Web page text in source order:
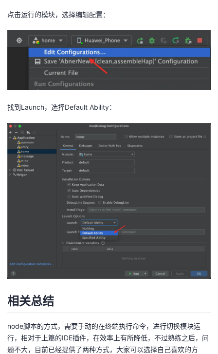
点击运行的模块，选择编辑配置：
找到Launch，选择Default Ability：
相关总结
node脚本的方式，需要手动的在终端执行命令，进行切换模块运
行，相对于上篇的IDE插件，在效率上有所降低，不过熟练之后，问
题不大，目前已经提供了两种方式，大家可以选择自己喜欢的方